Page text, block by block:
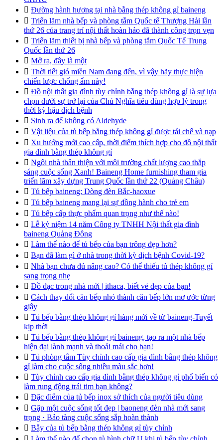
 Đường hành hương tại nhà bằng thép không gỉ baineng
 Triển lãm nhà bếp và phòng tắm Quốc tế Thượng Hải lần
thứ 26 của trang trí nội thất hoàn hảo đã thành công trọn vẹn
 Triển lãm thiết bị nhà bếp và phòng tắm Quốc Tế Trung
Quốc lần thứ 26
 Mở ra, đây là một
 Thời tiết gió miền Nam đang đến, vì vậy hãy thực hiện
chiến lược chống ẩm này!
 Đồ nội thất gia đình tùy chỉnh bằng thép không gỉ là sự lựa
chọn dưới sự trở lại của Chủ Nghĩa tiêu dùng hợp lý trong
thời kỳ hậu dịch bệnh
 Sinh ra để không có Aldehyde
 Vật liệu của tủ bếp bằng thép không gỉ được tái chế và nạp
 Xu hướng mới cao cấp, thời điểm thích hợp cho đồ nội thất
gia đình bằng thép không gỉ
 Ngôi nhà thân thiện với môi trường chất lượng cao thắp
sáng cuộc sống Xanh! Baineng Home furnishing tham gia
triển lãm xây dựng Trung Quốc lần thứ 22 (Quảng Châu)
 Tủ bếp baineng: Dòng đèn Bắc-haoxue
 Tủ bếp baineng mang lại sự đồng hành cho trẻ em
 Tủ bếp cấp thực phẩm quan trọng như thế nào!
 Lễ kỷ niệm 14 năm Công ty TNHH Nội thất gia đình
baineng Quảng Đông
 Làm thế nào để tủ bếp của bạn trông đẹp hơn?
 Bạn đã làm gì ở nhà trong thời kỳ dịch bệnh Covid-19?
 Nhà bạn chưa đủ nâng cao? Có thể thiếu tủ thép không gỉ
sang trọng nhẹ
 Đồ đạc trong nhà mới | ithaca, biết vẻ đẹp của bạn!
 Cách thay đổi căn bếp nhỏ thành căn bếp lớn mơ ước từng
giây
 Tủ bếp bằng thép không gỉ hàng mới về từ baineng-Tuyết
kịp thời
 Tủ bếp bằng thép không gỉ baineng, tạo ra một nhà bếp
hiện đại lành mạnh và thoải mái cho bạn!
 Tủ phòng tắm Tùy chỉnh cao cấp gia đình bằng thép không
gỉ làm cho cuộc sống nhiều màu sắc hơn!
 Tùy chỉnh cao cấp gia đình bằng thép không gỉ phổ biến có
làm rung động trái tim bạn không?
 Đặc điểm của tủ bếp inox sở thích của người tiêu dùng
 Gặp một cuộc sống tốt đẹp | baoneng đèn nhà mới sang
trọng · Bảo tàng cuộc sống sắp hoàn thành
 Bẫy của tủ bếp bằng thép không gỉ tùy chỉnh